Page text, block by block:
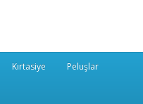
Kırtasiye Peluşlar